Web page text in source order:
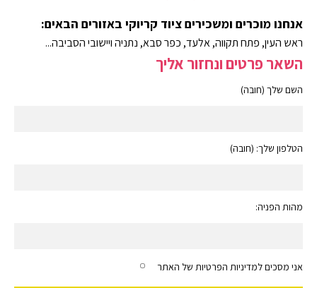
אנחנו מוכרים ומשכירים ציוד קריוקי באזורים הבאים:
ראש העין, פתח תקווה, אלעד, כפר סבא, נתניה ויישובי הסביבה...
השאר פרטים ונחזור אליך
השם שלך (חובה)
הטלפון שלך: (חובה)
מהות הפניה:
אני מסכים למדיניות הפרטיות של האתר